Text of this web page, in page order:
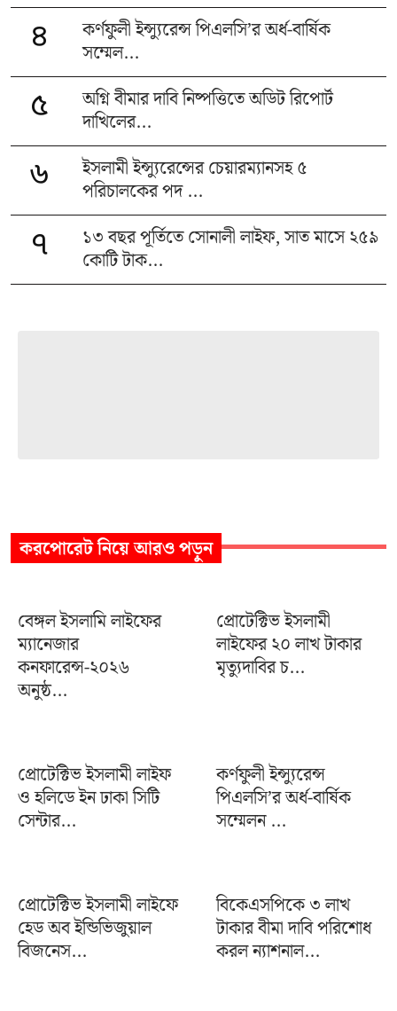
৪
কর্ণফুলী ইন্স্যুরেন্স পিএলসি’র অর্ধ-বার্ষিক
সম্মেল...
৫
অগ্নি বীমার দাবি নিষ্পত্তিতে অডিট রিপোর্ট
দাখিলের...
৬
ইসলামী ইন্স্যুরেন্সের চেয়ারম্যানসহ ৫
পরিচালকের পদ ...
৭
১৩ বছর পূর্তিতে সোনালী লাইফ, সাত মাসে ২৫৯
কোটি টাক...
করপোরেটনিয়ে আরও পড়ুন
বেঙ্গল ইসলামি লাইফের
ম্যানেজার
কনফারেন্স-২০২৬
অনুষ্ঠ...
প্রোটেক্টিভ ইসলামী
লাইফের ২০ লাখ টাকার
মৃত্যুদাবির চ...
প্রোটেক্টিভ ইসলামী লাইফ
ও হলিডে ইন ঢাকা সিটি
সেন্টার...
কর্ণফুলী ইন্স্যুরেন্স
পিএলসি’র অর্ধ-বার্ষিক
সম্মেলন ...
প্রোটেক্টিভ ইসলামী লাইফে
হেড অব ইন্ডিভিজুয়াল
বিজনেস...
বিকেএসপিকে ৩ লাখ
টাকার বীমা দাবি পরিশোধ
করল ন্যাশনাল...